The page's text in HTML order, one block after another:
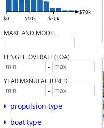
$0 $10k $20k
$70k
MAKE AND MODEL
LENGTH OVERALL (LOA)
-
YEAR MANUFACTURED
-
propulsion type
boat type